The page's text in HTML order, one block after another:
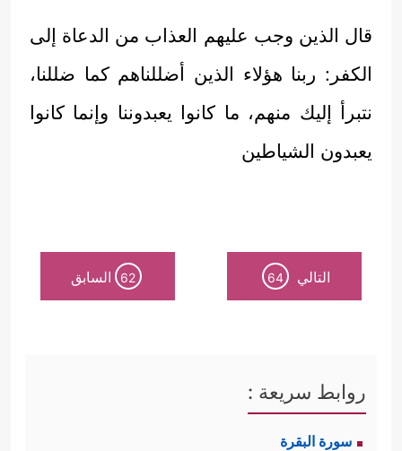
قال الذين وجب عليهم العذاب من الدعاة إلى
الكفر: ربنا هؤلاء الذين أضللناهم كما ضللنا،
نتبرأ إليك منهم، ما كانوا يعبدوننا وإنما كانوا
يعبدون الشياطين
التالي 64
62 السابق
روابط سريعة :
سورة البقرة